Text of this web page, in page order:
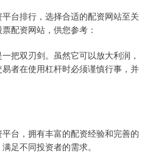
台排行，选择合适的配资网站至关
配资网站，供您参考：
把双刃剑。虽然它可以放大利润，
者在使用杠杆时必须谨慎行事，并
台，拥有丰富的配资经验和完善的
足不同投资者的需求。